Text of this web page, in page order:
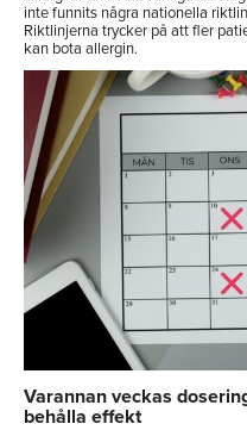
inte funnits några nationella
Riktlinjerna trycker på att fler
kan bota allergin.
Varannan veckas
behålla effekt